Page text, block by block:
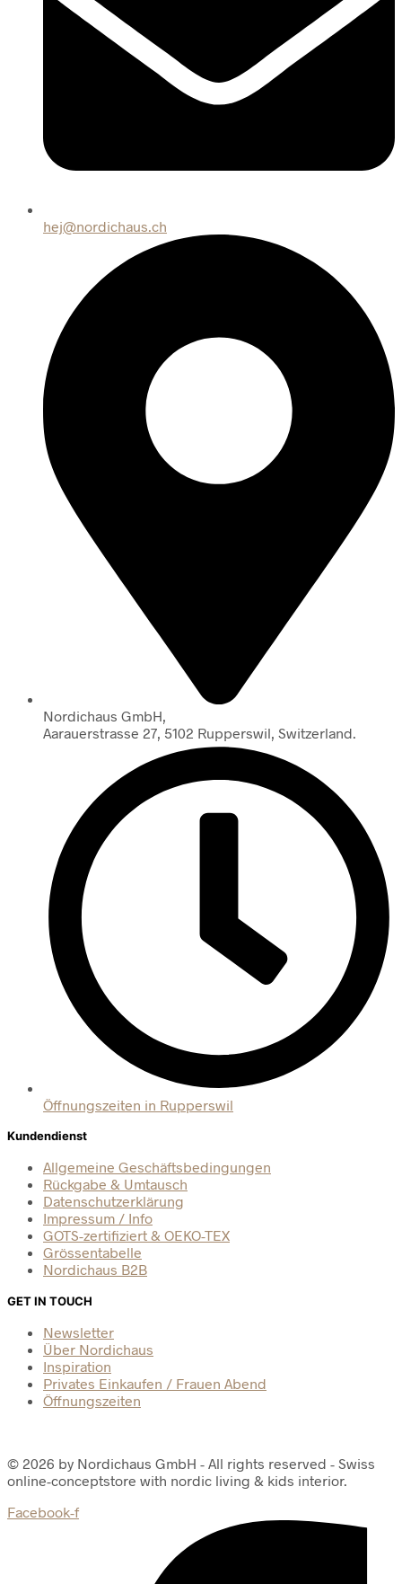
hej@nordichaus.ch
Nordichaus GmbH,
Aarauerstrasse 27, 5102 Rupperswil, Switzerland.
Öffnungszeiten in Rupperswil
Kundendienst
Allgemeine Geschäftsbedingungen
Rückgabe & Umtausch
Datenschutzerklärung
Impressum / Info
GOTS-zertifiziert & OEKO-TEX
Grössentabelle
Nordichaus B2B
GET IN TOUCH
Newsletter
Über Nordichaus
Inspiration
Privates Einkaufen / Frauen Abend
Öffnungszeiten
© 2026 by Nordichaus GmbH - All rights reserved - Swiss
online-conceptstore with nordic living & kids interior.
Facebook-f